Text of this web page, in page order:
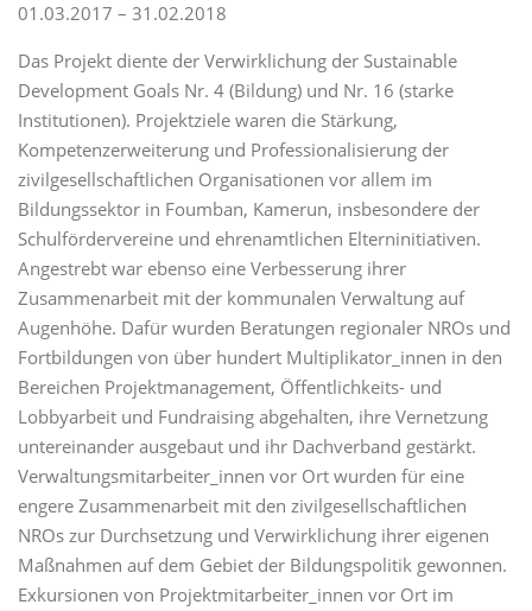
01.03.2017 – 31.02.2018
Das Projekt diente der Verwirklichung der Sustainable
Development Goals Nr. 4 (Bildung) und Nr. 16 (starke
Institutionen). Projektziele waren die Stärkung,
Kompetenzerweiterung und Professionalisierung der
zivilgesellschaftlichen Organisationen vor allem im
Bildungssektor in Foumban, Kamerun, insbesondere der
Schulfördervereine und ehrenamtlichen Elterninitiativen.
Angestrebt war ebenso eine Verbesserung ihrer
Zusammenarbeit mit der kommunalen Verwaltung auf
Augenhöhe. Dafür wurden Beratungen regionaler NROs und
Fortbildungen von über hundert Multiplikator_innen in den
Bereichen Projektmanagement, Öffentlichkeits- und
Lobbyarbeit und Fundraising abgehalten, ihre Vernetzung
untereinander ausgebaut und ihr Dachverband gestärkt.
Verwaltungsmitarbeiter_innen vor Ort wurden für eine
engere Zusammenarbeit mit den zivilgesellschaftlichen
NROs zur Durchsetzung und Verwirklichung ihrer eigenen
Maßnahmen auf dem Gebiet der Bildungspolitik gewonnen.
Exkursionen von Projektmitarbeiter_innen vor Ort im